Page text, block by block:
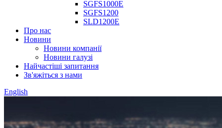
SGFS1000E
SGFS1200
SLD1200E
Про нас
Новини
Новини компанії
Новини галузі
Найчастіші запитання
Зв'яжіться з нами
English